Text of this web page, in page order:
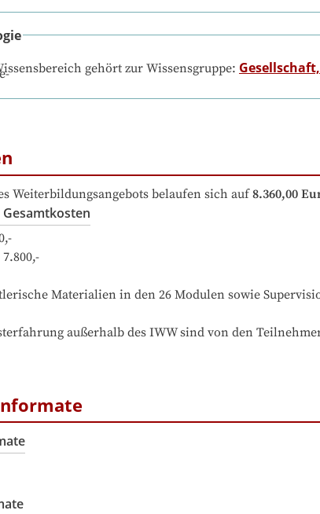
gehört zur Wissensgruppe:
Weiterbildungsangebots belaufen sich auf8.360,00
Materialien in den 26 Modulen sowie
außerhalb des IWW sind von den